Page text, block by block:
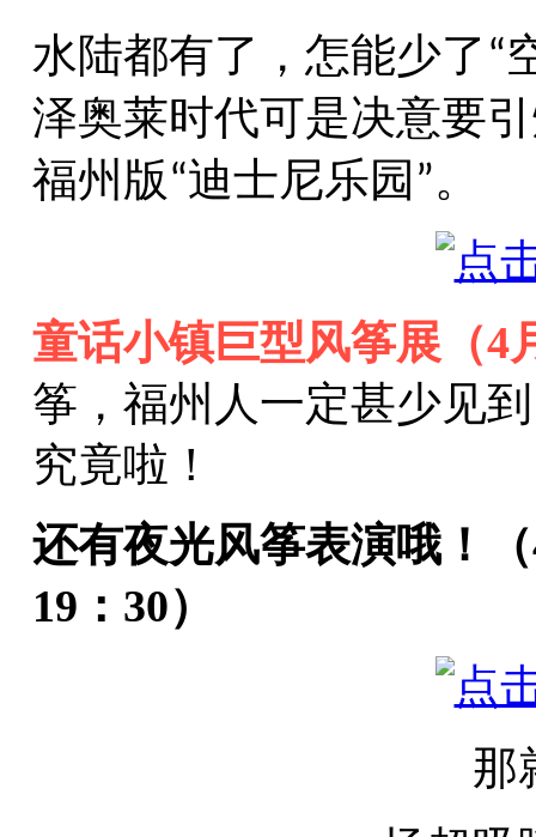
水陆都有了，怎能少了 “
泽奥莱时代可是决意要
福州版“迪士尼乐园 ”。
童话小镇巨型风筝展（4
筝，福州人一定甚少见
究竟啦！
还有夜光风筝表演哦！（
19 ： 30）
那